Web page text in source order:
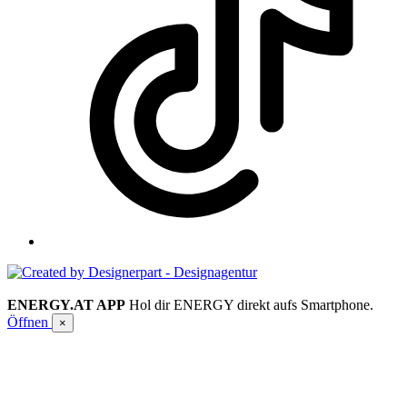
ENERGY.AT APP Hol dir ENERGY direkt aufs Smartphone.
Öffnen
×